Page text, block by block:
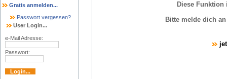
Gratis anmelden...
Passwort vergessen?
User Login...
e-Mail Adresse:
Passwort:
Diese
Bitte melde dich